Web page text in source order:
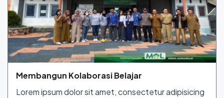
Membangun Kolaborasi Belajar
Lorem ipsum dolor sit amet, consectetur adipisicing